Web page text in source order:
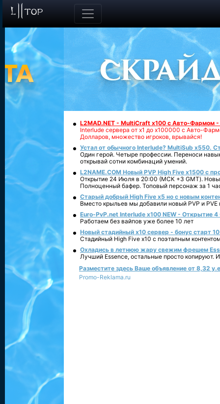
L2MAD.NET - MultiCraft x100 с Авто-Фармом
Interlude сервера от х1 до х100000 с Авто-
Долларов, множество игроков, врывайся!
Устал от обычного Interlude? MultiSub x550.
Один герой. Четыре профессии. Переноси
открывай сотни комбинаций умений.
L2NAME.COM Новый PVP High Five x1500 с
Открытие 24 Июля в 20:00 (МСК +3 GMT).
Полноценный бафер. Топовый персонаж за 1
Старый добрый High Five x5 но с новым
Вместо крыльев мы добавили новый PVP и PVE
Euro-PvP.net Interlude х100 NEW - Открытие 4
Работаем без вайпов уже более 10 лет
Новый стадийный х10 сервер - бонус старт
Стадийный High Five x10 с поэтапным
Охладись в летнюю жару свежим фрешем
Лучший Essence, остальные просто копируют.
Разместите здесь Ваше объявление от 8,32
Promo-Reklama.ru